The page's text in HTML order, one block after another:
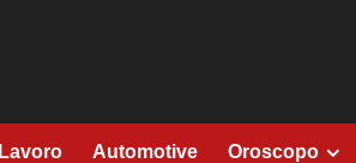
Lavoro Automotive Oroscopo